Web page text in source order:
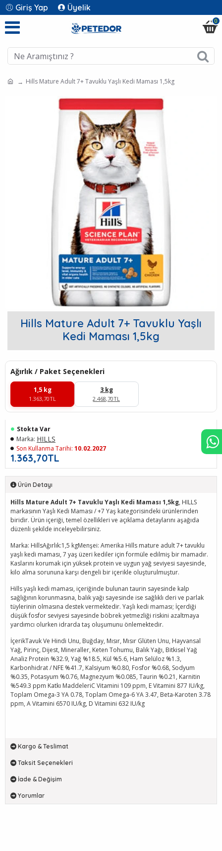
Giriş Yap Üyelik
0
Hills Mature Adult 7+ Tavuklu Yaşlı Kedi Maması 1,5kg
Hills Mature Adult 7+ Tavuklu Yaşlı
Kedi Maması 1,5kg
Ağırlık / Paket Seçenekleri
1,5 kg
1.363,70TL
3 kg
2.468,70TL
1.363,70TL
Stokta Var
Marka: HILLS
Son Kullanma Tarihi: 10.02.2027
Ürün Detayı
Hills Mature Adult 7+ Tavuklu Yaşlı Kedi Maması 1,5kg, HILLS
markasının Yaşlı Kedi Maması / +7 Yaş kategorisindeki ürünlerinden
biridir. Ürün içeriği, temel özellikleri ve açıklama detaylarını aşağıda
düzenli şekilde inceleyebilirsiniz.
Marka: HillsAğırlık:1,5 kgMenşei: Amerika Hills mature adult 7+ tavuklu
yaşlı kedi maması, 7 yaş üzeri kediler için formüle edilmiş bir mamadır.
Kaslarını korumak için yüksek protein ve uygun yağ seviyesi sayesinde,
kilo alma sorununa karşı dengeli bir içerikle oluşturulmuştur.
Hills yaşlı kedi maması, içeriğinde bulunan taurin sayesinde kalp
sağlığının korunmasına, balık yağı sayesinde ise sağlıklı deri ve parlak
tüylerinin olmasına destek vermektedir. Yaşlı kedi maması; İçerdiği
düşük fosfor seviyesi sayesinde böbrek yetmezliği riskini azaltmaya
yardımcı olurken idrarda taş oluşumunu önlemektedir.
İçerikTavuk Ve Hindi Unu, Buğday, Mısır, Mısır Glüten Unu, Hayvansal
Yağ, Pirinç, Dijest, Mineraller, Keten Tohumu, Balık Yağı, Bitkisel Yağ
Analiz Protein %32.9, Yağ %18.5, Kül %5.6, Ham Selüloz %1.3,
Karbonhidrat / NFE %41.7, Kalsiyum %0.80, Fosfor %0.68, Sodyum
%0.35, Potasyum %0.76, Magnezyum %0.085, Taurin %0.21, Karnitin
%549.3 ppm Katkı MaddeleriC Vitamini 109 ppm, E Vitamini 877 IU/kg,
Toplam Omega-3 YA 0.78, Toplam Omega-6 YA 3.47, Beta-Karoten 3.78
ppm, A Vitamini 6570 IU/kg, D Vitamini 632 IU/kg
Kargo & Teslimat
Taksit Seçenekleri
İade & Değişim
Yorumlar